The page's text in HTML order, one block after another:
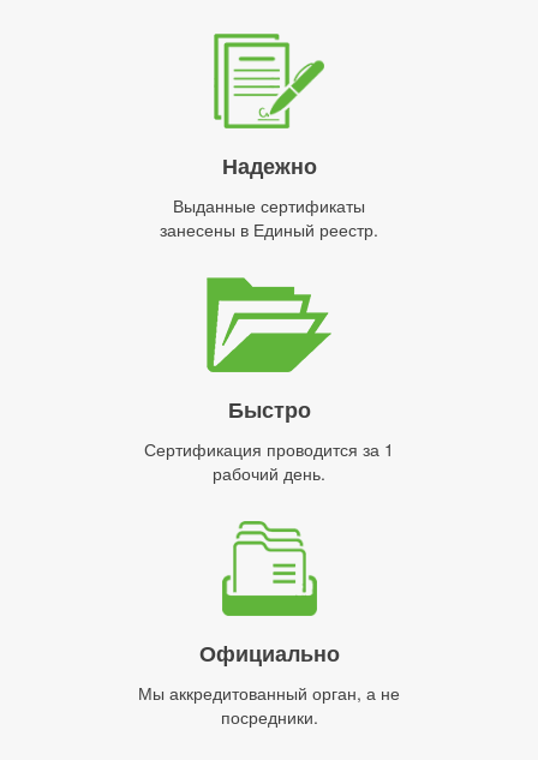
Надежно
Выданные сертификаты
занесены в Единый реестр.
Быстро
Сертификация проводится за 1
рабочий день.
Официально
Мы аккредитованный орган, а не
посредники.